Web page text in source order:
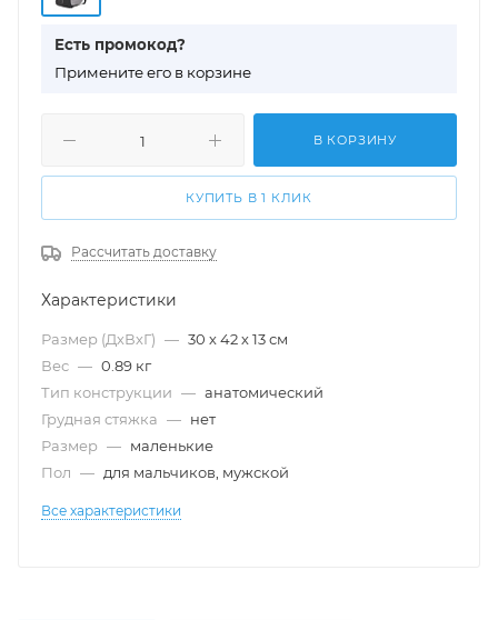
Есть промокод?
Примените его в корзине
В КОРЗИНУ
КУПИТЬ В 1 КЛИК
Рассчитать доставку
Характеристики
Размер (ДхВхГ) — 30 х 42 х 13 см
Вес — 0.89 кг
Тип конструкции — анатомический
Грудная стяжка — нет
Размер — маленькие
Пол — для мальчиков, мужской
Все характеристики